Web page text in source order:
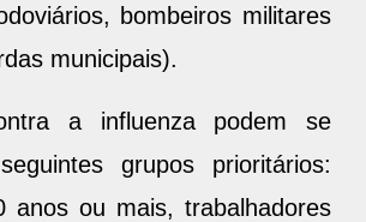
bombeiros militares
municipais).
a influenza podem se
grupos prioritários:
anos ou mais, trabalhadores